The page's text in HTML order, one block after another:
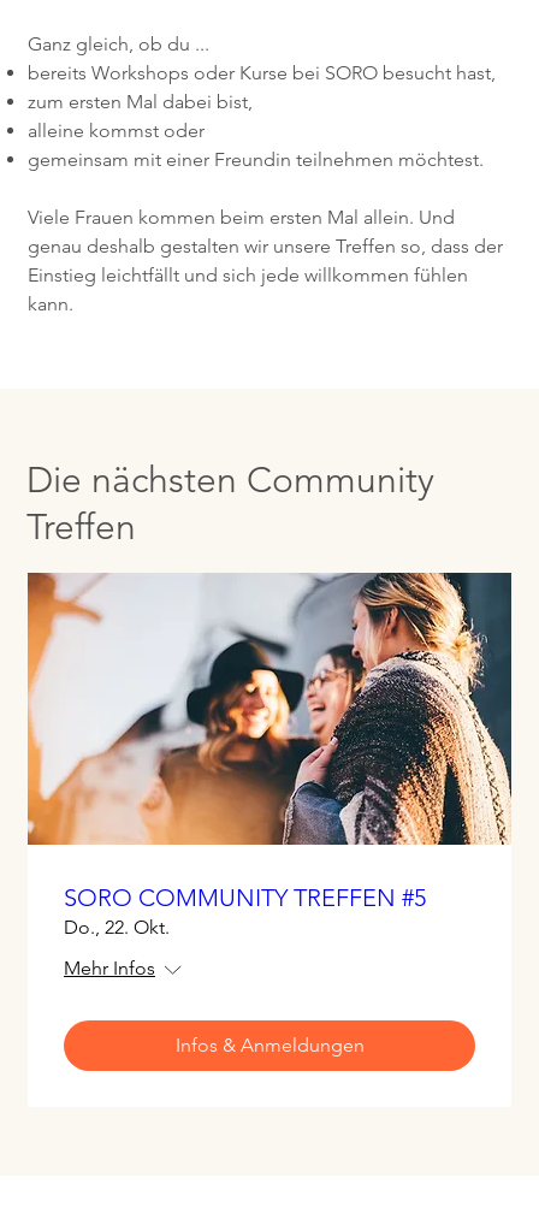
Ganz gleich, ob du ...
bereits Workshops oder Kurse bei SORO besucht hast,
zum ersten Mal dabei bist,
alleine kommst oder
gemeinsam mit einer Freundin teilnehmen möchtest.
Viele Frauen kommen beim ersten Mal allein. Und
genau deshalb gestalten wir unsere Treffen so, dass der
Einstieg leichtfällt und sich jede willkommen fühlen
kann.
Die nächsten Community
Treffen
SORO COMMUNITY TREFFEN #5
Do., 22. Okt.
Mehr Infos
Infos & Anmeldungen